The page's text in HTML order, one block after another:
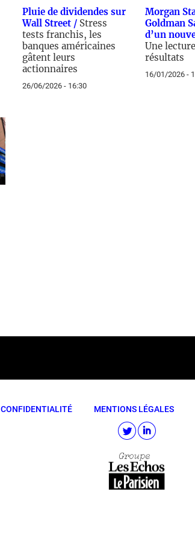
Pluie de dividendes sur
Wall Street / Stress
tests franchis, les
banques américaines
gâtent leurs
actionnaires
26/06/2026 - 16:30
Morgan
Goldman
d’un
Une
résultats
16/01/2026 -
CONFIDENTIALITÉ MENTIONS LÉGALES